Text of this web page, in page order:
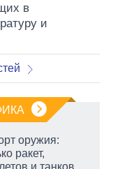
в
и
оружия:
ракет,
и танков